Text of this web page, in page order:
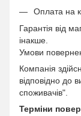
Оплата на
Гарантія від
інакше.
Умови
Компанія
відповідно до
споживачів".
Терміни